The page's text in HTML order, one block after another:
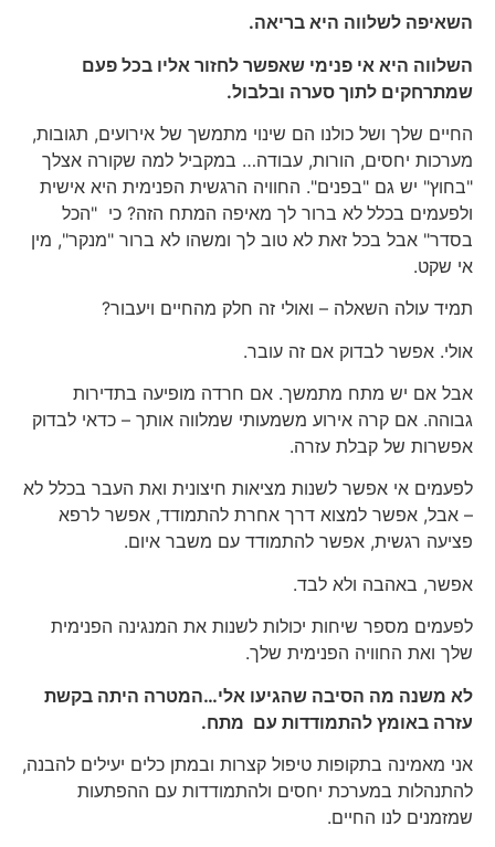
השאיפה לשלווה היא בריאה.
השלווה היא אי פנימי שאפשר לחזור אליו בכל פעם
שמתרחקים לתוך סערה ובלבול.
החיים שלך ושל כולנו הם שינוי מתמשך של אירועים, תגובות,
מערכות יחסים, הורות, עבודה… במקביל למה שקורה אצלך
"בחוץ" יש גם "בפנים". החוויה הרגשית הפנימית היא אישית
ולפעמים בכלל לא ברור לך מאיפה המתח הזה? כי "הכל
בסדר" אבל בכל זאת לא טוב לך ומשהו לא ברור "מנקר", מין
אי שקט.
תמיד עולה השאלה – ואולי זה חלק מהחיים ויעבור?
אולי. אפשר לבדוק אם זה עובר.
אבל אם יש מתח מתמשך. אם חרדה מופיעה בתדירות
גבוהה. אם קרה אירוע משמעותי שמלווה אותך – כדאי לבדוק
אפשרות של קבלת עזרה.
לפעמים אי אפשר לשנות מציאות חיצונית ואת העבר בכלל לא
– אבל, אפשר למצוא דרך אחרת להתמודד, אפשר לרפא
פציעה רגשית, אפשר להתמודד עם משבר איום.
אפשר, באהבה ולא לבד.
לפעמים מספר שיחות יכולות לשנות את המנגינה הפנימית
שלך ואת החוויה הפנימית שלך.
לא משנה מה הסיבה שהגיעו אלי…המטרה היתה בקשת
עזרה באומץ להתמודדות עם מתח.
אני מאמינה בתקופות טיפול קצרות ובמתן כלים יעילים להבנה,
להתנהלות במערכת יחסים ולהתמודדות עם ההפתעות
שמזמנים לנו החיים.